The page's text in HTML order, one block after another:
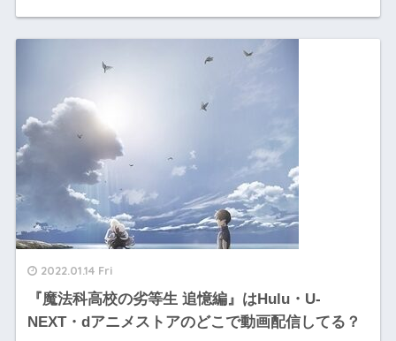
2022.01.14 Fri
『魔法科高校の劣等生 追憶編』はHulu・U-
NEXT・dアニメストアのどこで動画配信してる？